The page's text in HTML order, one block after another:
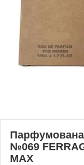
№069
MAX